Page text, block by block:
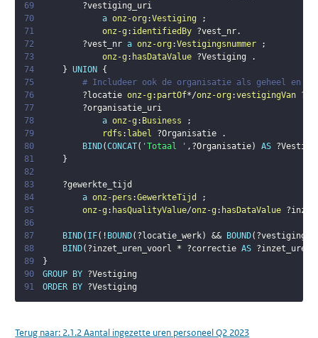
69
?vestiging_uri
70
a onz-org :Vestiging
;
71
onz-g : identifiedBy ?vest_nr.
72
?vest_nr a onz-org :Vestigingsnummer
;
73
onz-g : hasDataValue ?Vestiging
.
74
} UNION
{
75
# Includeer ook de organisatie als geheel en
76
?locatie onz-g : partOf*/onz-org :vestigingVan
77
?organisatie_uri
78
a onz-g : Business
;
79
rdfs : label ?Organisatie
.
80
BIND(CONCAT( 'Totaal ' , ?Organisatie) AS
81
}
82
83
?gewerkte_tijd
84
a onz-pers :GewerkteTijd
;
85
onz-g : hasQualityValue/onz-g : hasDataValue
86
87
BIND( IF( ! BOUND( ?locatie_werk) && BOUND(
88
BIND( ?inzet_uren_voorl * ?correctie AS ?inzet_uren
89
}
90
GROUP BY ?Vestiging
91
ORDER BY ?Vestiging
Terug naar: 2.1.2 Aantal ingezette uren personeel Q2 2023